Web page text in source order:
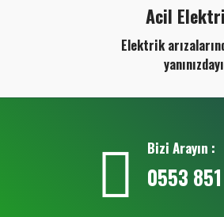
Acil
Elektrik
Bizi Arayın :
0553